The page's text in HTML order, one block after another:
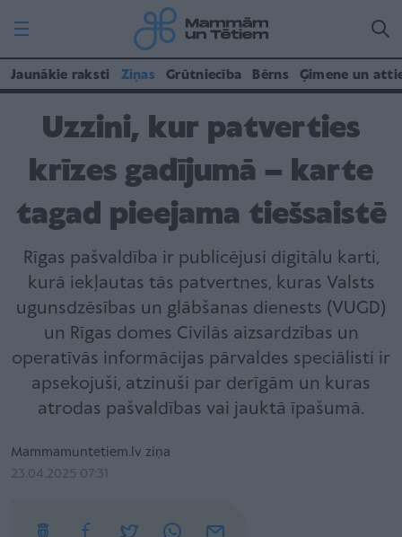
Jaunākie raksti Ziņas Grūtniecība Bērns Ģimene un
Uzzini, kur patverties
krīzes gadījumā – karte
tagad pieejama tiešsaistē
Rīgas pašvaldība ir publicējusi digitālu karti,
kurā iekļautas tās patvertnes, kuras Valsts
ugunsdzēsības un glābšanas dienests (VUGD)
un Rīgas domes Civilās aizsardzības un
operatīvās informācijas pārvaldes speciālisti ir
apsekojuši, atzinuši par derīgām un kuras
atrodas pašvaldības vai jauktā īpašumā.
Mammamuntetiem.lv ziņa
23.04.2025 07:31